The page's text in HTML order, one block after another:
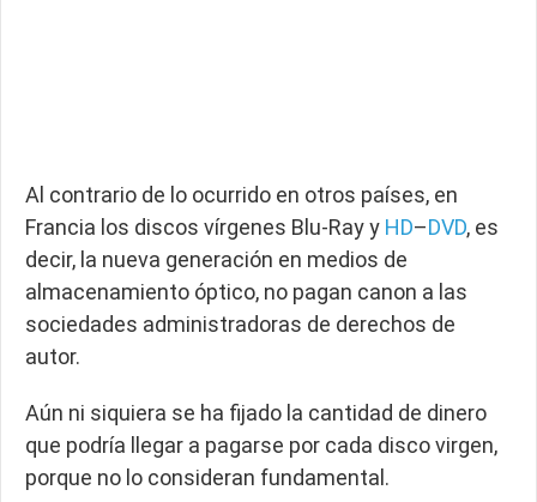
Al contrario de lo ocurrido en otros países, en
Francia los discos vírgenes Blu-Ray y HD–DVD, es
decir, la nueva generación en medios de
almacenamiento óptico, no pagan canon a las
sociedades administradoras de derechos de
autor.
Aún ni siquiera se ha fijado la cantidad de dinero
que podría llegar a pagarse por cada disco virgen,
porque no lo consideran fundamental.